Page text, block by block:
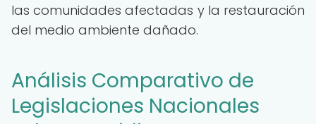
las comunidades afectadas y la restauración
del medio ambiente dañado.
Análisis Comparativo de
Legislaciones Nacionales